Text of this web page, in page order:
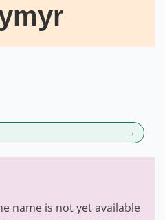
name is not yet available